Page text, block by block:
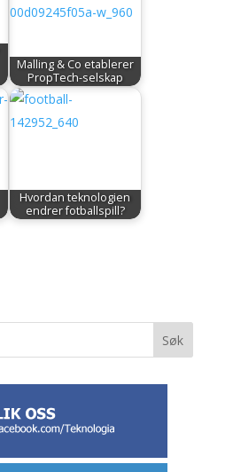
Malling & Co etablerer
PropTech-selskap
Hvordan teknologien
endrer fotballspill?